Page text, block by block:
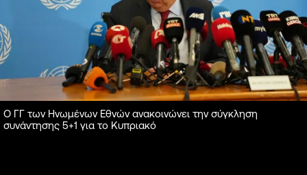
Ο ΓΓ των Ηνωμένων Εθνών ανακοινώνει την σύγκληση
συνάντησης 5+1 για το Κυπριακό